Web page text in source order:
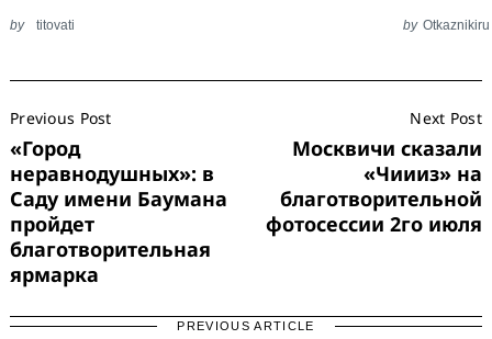
by titovati by Otkaznikiru
Navigation
Previous Post
«Город
неравнодушных»: в
Саду имени Баумана
пройдет
благотворительная
ярмарка
Next Post
Москвичи сказали
«Чиииз» на
благотворительной
фотосессии 2го июля
PREVIOUS ARTICLE